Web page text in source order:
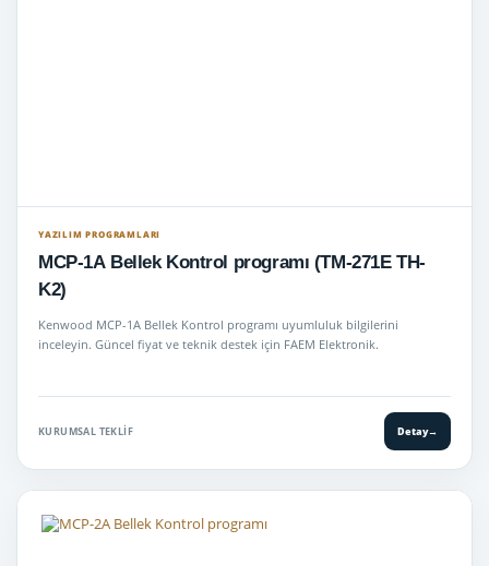
YAZILIM PROGRAMLARI
MCP-1A Bellek Kontrol programı (TM-271E TH-
K2)
Kenwood MCP-1A Bellek Kontrol programı uyumluluk bilgilerini
inceleyin. Güncel fiyat ve teknik destek için FAEM Elektronik.
KURUMSAL TEKLIF Detay→